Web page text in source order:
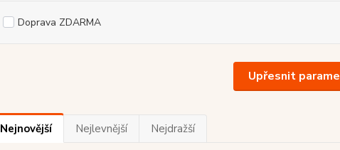
Upřesnit
Doprava ZDARMA
Nejnovější Nejlevnější Nejdražší